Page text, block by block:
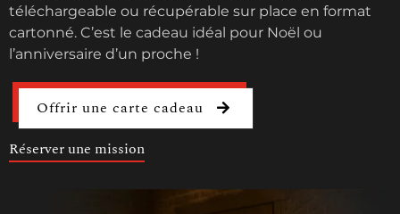
téléchargeable ou récupérable sur place en format
cartonné. C’est le cadeau idéal pour Noël ou
l’anniversaire d’un proche !
Offrir une carte cadeau
Réserver une mission